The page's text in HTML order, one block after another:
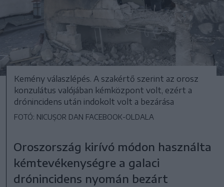
Kemény válaszlépés. A szakértő szerint az orosz
konzulátus valójában kémközpont volt, ezért a
drónincidens után indokolt volt a bezárása
FOTÓ: NICUȘOR DAN FACEBOOK-OLDALA
Oroszország kirívó módon használta
kémtevékenységre a galaci
drónincidens nyomán bezárt